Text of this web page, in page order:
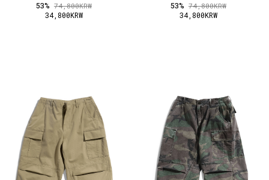
53% 74,800KRW
34,800KRW
53% 74,800KRW
34,800KRW